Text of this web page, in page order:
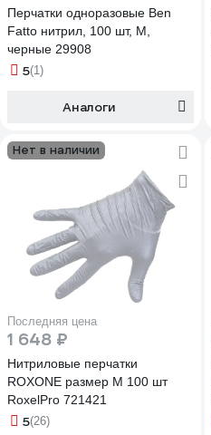
Перчатки одноразовые Ben
Fatto нитрил, 100 шт, M,
черные 29908
5(1)
Аналоги
Нет в наличии
Последняя цена
1 648 ₽
Нитриловые перчатки
ROXONE размер М 100 шт
RoxelPro 721421
5(26)